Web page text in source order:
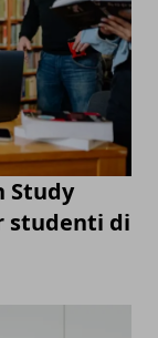
Study
studenti di